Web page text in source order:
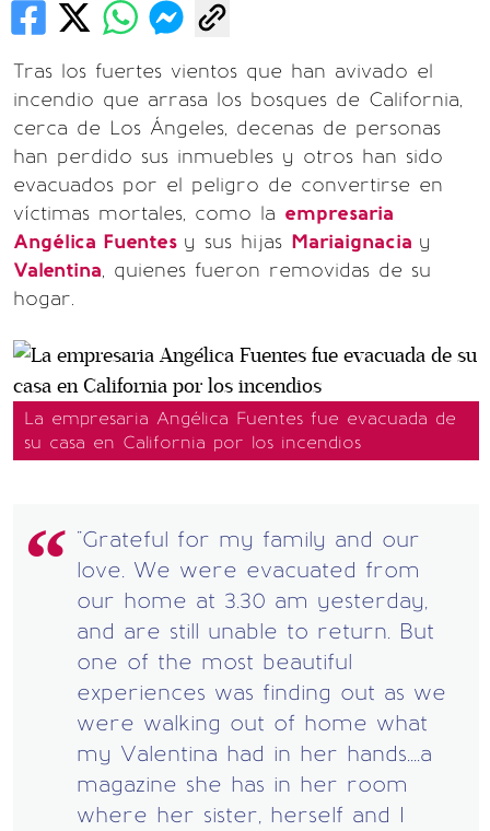
Tras los fuertes vientos que han avivado el
incendio que arrasa los bosques de California,
cerca de Los Ángeles, decenas de personas
han perdido sus inmuebles y otros han sido
evacuados por el peligro de convertirse en
víctimas mortales, como la empresaria
Angélica Fuentes y sus hijas Mariaignacia y
Valentina, quienes fueron removidas de su
hogar.
La empresaria Angélica Fuentes fue evacuada de
su casa en California por los incendios
"Grateful for my family and our
love. We were evacuated from
our home at 3.30 am yesterday,
and are still unable to return. But
one of the most beautiful
experiences was finding out as we
were walking out of home what
my Valentina had in her hands....a
magazine she has in her room
where her sister, herself and I